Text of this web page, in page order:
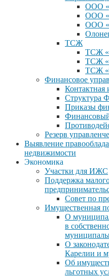
ООО
ООО
ООО
ТСЖ
ТСЖ
ТСЖ
ТСЖ
Финансовое
Контактная
Структура
Приказы
Резерв
Выявление
недвижимости
Экономика
Участки для ИЖС
Поддержка
Совет по
Имущественная
О
в
О
Карелии и
Об
льготных